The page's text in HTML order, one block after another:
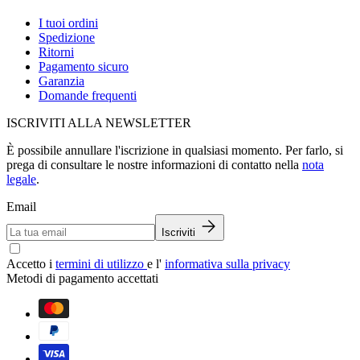
I tuoi ordini
Spedizione
Ritorni
Pagamento sicuro
Garanzia
Domande frequenti
ISCRIVITI ALLA NEWSLETTER
È possibile annullare l'iscrizione in qualsiasi momento. Per farlo, si
prega di consultare le nostre informazioni di contatto nella nota
legale.
Email
Iscriviti
Accetto i termini di utilizzo e l' informativa sulla privacy
Metodi di pagamento accettati